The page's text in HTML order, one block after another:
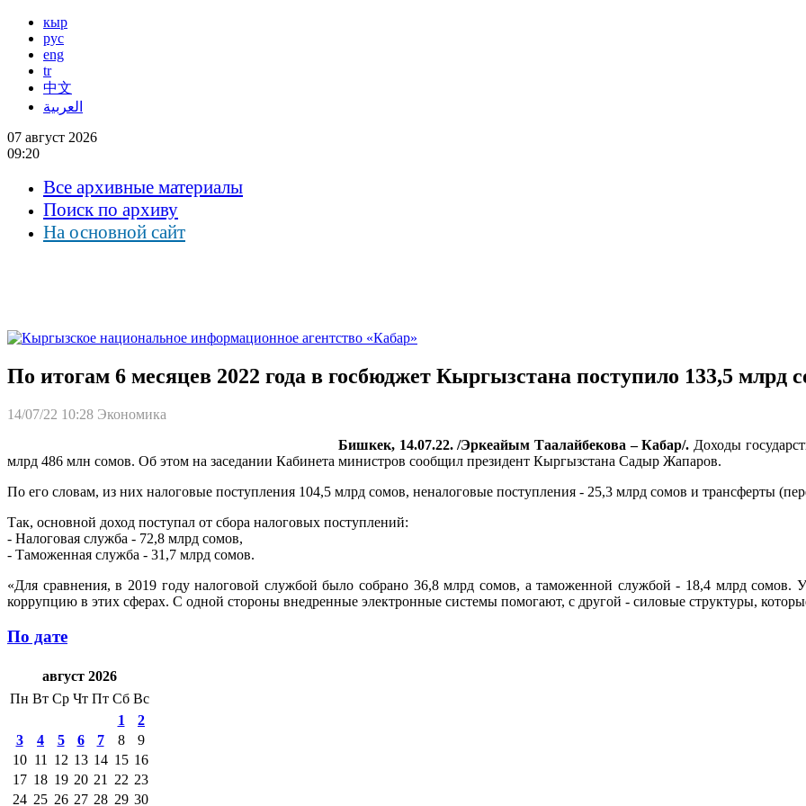
кыр
рус
eng
tr
中文
العربية
07 август 2026
09:20
Все архивные материалы
Поиск по архиву
На основной сайт
По итогам 6 месяцев 2022 года в госбюджет Кыргызстана поступило 133,5 млрд
14/07/22 10:28 Экономика
Бишкек, 14.07.22. /Эркеайым Таалайбекова – Кабар/. Доходы
млрд 486 млн сомов. Об этом на заседании Кабинета министров сообщил президент Кыргызстана Садыр Жапаров.
По его словам, из них налоговые поступления 104,5 млрд сомов, неналоговые поступления - 25,3 млрд сомов и трансферты
Так, основной доход поступал от сбора налоговых поступлений:
- Налоговая служба - 72,8 млрд сомов,
- Таможенная служба - 31,7 млрд сомов.
«Для сравнения, в 2019 году налоговой службой было собрано 36,8 млрд сомов, а таможенной службой - 18,4 млрд
коррупцию в этих сферах. С одной стороны внедренные электронные системы помогают, с другой - силовые структуры,
По дате
август 2026
Пн Вт Ср Чт Пт Сб Вс
1
2
3
4 5 6 7 8
9
10 11 12 13 14 15 16
17 18 19 20 21 22 23
24 25 26 27 28 29 30